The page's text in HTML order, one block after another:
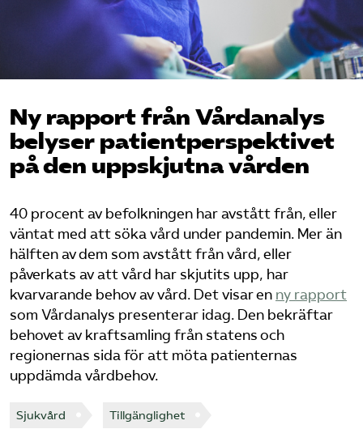
Våra frågor
Pressrum
Privat Vårdfakta
Bli medlem
Logga in på Arbetsgivarguiden
Sök på vardforetagarna.se
Ny rapport från Vårdanalys
belyser patientperspektivet
på den uppskjutna vården
40 procent av befolkningen har avstått från, eller
väntat med att söka vård under pandemin. Mer än
hälften av dem som avstått från vård, eller
påverkats av att vård har skjutits upp, har
kvarvarande behov av vård. Det visar en ny rapport
som Vårdanalys presenterar idag. Den bekräftar
behovet av kraftsamling från statens och
regionernas sida för att möta patienternas
uppdämda vårdbehov.
Sjukvård Tillgänglighet